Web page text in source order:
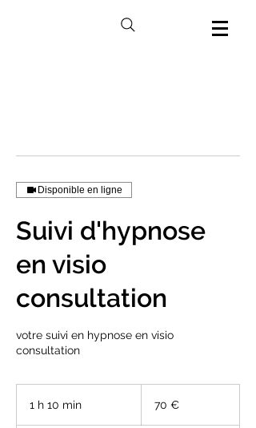
Disponible en ligne
Suivi d'hypnose
en visio
consultation
votre suivi en hypnose en visio
consultation
1 h 10 min 70 €